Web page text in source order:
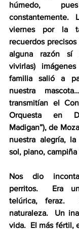
húmedo,
constantemente.
viernes por la
recuerdos
alguna razón sí
vivirlas)
familia salió a
nuestra
transmitían el
Orquesta en
Madigan”), de
nuestra alegría,
sol, piano, campiña
Nos dio
perritos.  Era
telúrica, feraz.
naturaleza.  Un
vida.  El más fértil,